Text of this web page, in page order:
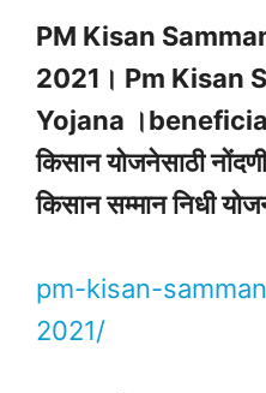
PM Kisan
2021। Pm Kisan
Yojana
किसान योजनेसाठी
किसान सम्मान निधी
pm-kisan-
2021/